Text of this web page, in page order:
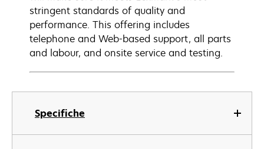
Specifiche
stringent standards of quality and
performance. This offering includes
telephone and Web-based support, all parts
and labour, and onsite service and testing.